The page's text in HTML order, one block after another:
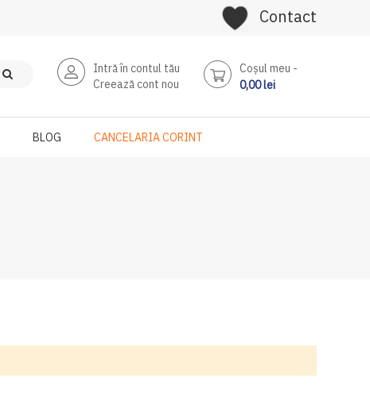
Contact
Intră în contul tău
Creează cont nou
Coşul meu
0,00 lei
BLOG CANCELARIA CORINT